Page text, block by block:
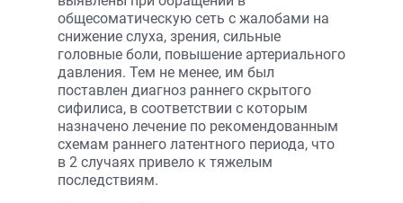
общесоматическую сеть с жалобами на
снижение слуха, зрения, сильные
головные боли, повышение артериального
давления. Тем не менее, им был
поставлен диагноз раннего скрытого
сифилиса, в соответствии с которым
назначено лечение по рекомендованным
схемам раннего латентного периода, что
в 2 случаях привело к тяжелым
последствиям.